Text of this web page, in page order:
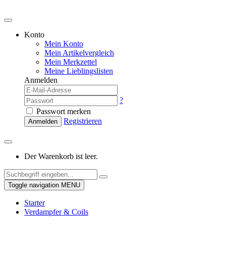
Konto
Mein Konto
Mein Artikelvergleich
Mein Merkzettel
Meine Lieblingslisten
Anmelden
?
Passwort merken
Anmelden Registrieren
Der Warenkorb ist leer.
Toggle navigation MENU
Starter
Verdampfer & Coils